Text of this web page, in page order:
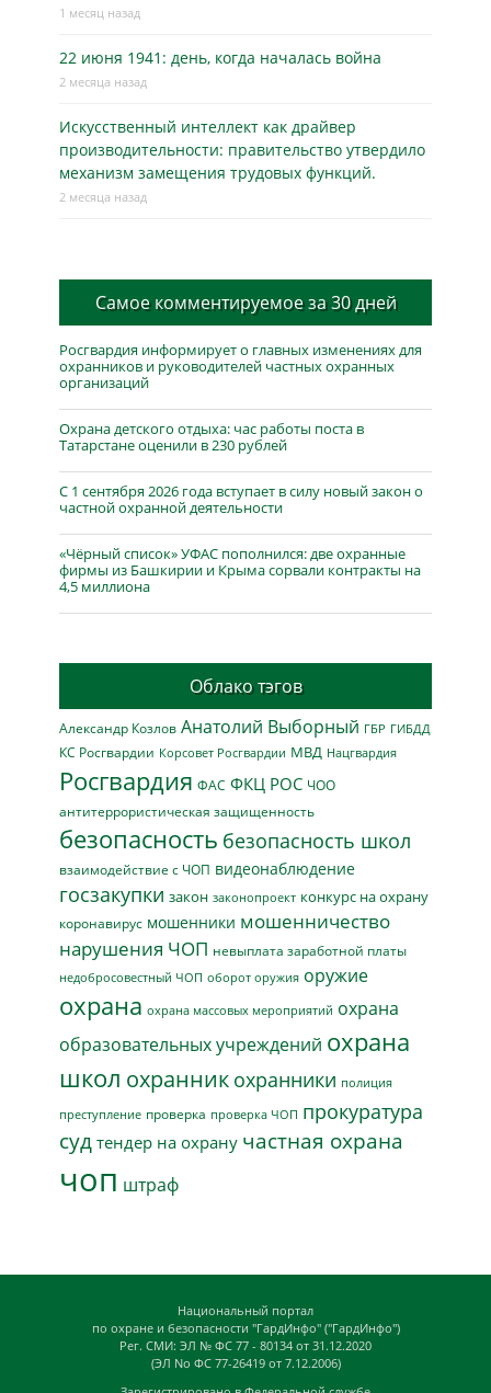
1 месяц назад
22 июня 1941: день, когда началась война
2 месяца назад
Искусственный интеллект как драйвер
производительности: правительство утвердило
механизм замещения трудовых функций.
2 месяца назад
Самое комментируемое за 30 дней
Росгвардия информирует о главных изменениях для
охранников и руководителей частных охранных
организаций
Охрана детского отдыха: час работы поста в
Татарстане оценили в 230 рублей
С 1 сентября 2026 года вступает в силу новый закон о
частной охранной деятельности
«Чёрный список» УФАС пополнился: две охранные
фирмы из Башкирии и Крыма сорвали контракты на
4,5 миллиона
Облако тэгов
Александр Козлов Анатолий Выборный ГБР ГИБДД
КС Росгвардии Корсовет Росгвардии МВД Нацгвардия
Росгвардия ФАС ФКЦ РОС ЧОО
антитеррористическая защищенность
безопасность безопасность школ
взаимодействие с ЧОП видеонаблюдение
госзакупки закон законопроект конкурс на охрану
коронавирус мошенники мошенничество
нарушения ЧОП невыплата заработной платы
недобросовестный ЧОП оборот оружия оружие
охрана охрана массовых мероприятий охрана
образовательных учреждений охрана
школ охранник охранники полиция
преступление проверка проверка ЧОП прокуратура
суд тендер на охрану частная охрана
чоп штраф
Национальный портал
по охране и безопасности "ГардИнфо" ("ГардИнфо")
Рег. СМИ: ЭЛ № ФС 77 - 80134 от 31.12.2020
(ЭЛ No ФС 77-26419 от 7.12.2006)